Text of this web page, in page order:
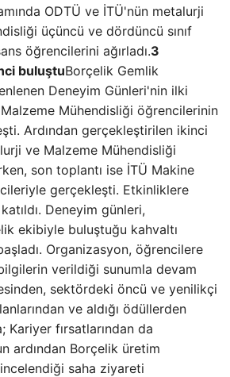
ODTÜ ve İTÜ'nün metalurji
üçüncü ve dördüncü sınıf
öğrencilerini ağırladı.3
buluştuBorçelik Gemlik
Deneyim Günleri'nin ilki
Mühendisliği öğrencilerinin
Ardından gerçekleştirilen ikinci
ve Malzeme Mühendisliği
son toplantı ise İTÜ Makine
gerçekleşti. Etkinliklere
Deneyim günleri,
ekibiyle buluştuğu kahvaltı
Organizasyon, öğrencilere
verildiği sunumla devam
sektördeki öncü ve yenilikçi
ve aldığı ödüllerden
Kariyer fırsatlarından da
ardından Borçelik üretim
saha ziyareti